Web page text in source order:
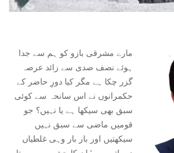
مارے مشرقی بازو کو ہم سے جدا
ہوئے نصف صدی سے زائد عرصہ
گزر چکا ہے مگر کیا دورِ حاضر کے
حکمرانوں نے اس سانحہ سے کوئی
سبق بھی سیکھا ہے یا نہیں؟ جو
قومیں ماضی سے سبق نہیں
سیکھتیں اور بار بار وہی غلطیاں